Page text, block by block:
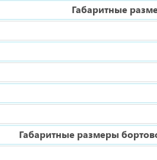
Габаритные
Габаритные размеры